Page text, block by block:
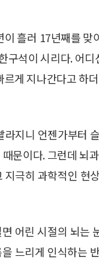
흘러 17년째를
구석이 시리다. 어
게 지나간다고 하
지니 언젠가부터
문이다. 그런데 뇌
극히 과학적인 현
어린 시절의 뇌는
느리게 인식하는